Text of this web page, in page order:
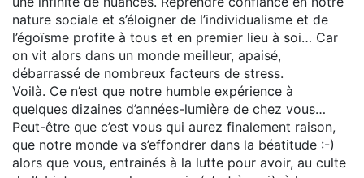
nature sociale et s’éloigner de l’individualisme et de
l’égoïsme profite à tous et en premier lieu à soi… Car
on vit alors dans un monde meilleur, apaisé,
débarrassé de nombreux facteurs de stress.
Voilà. Ce n’est que notre humble expérience à
quelques dizaines d’années-lumière de chez vous…
Peut-être que c’est vous qui aurez finalement raison,
que notre monde va s’effondrer dans la béatitude :-)
alors que vous, entrainés à la lutte pour avoir, au culte